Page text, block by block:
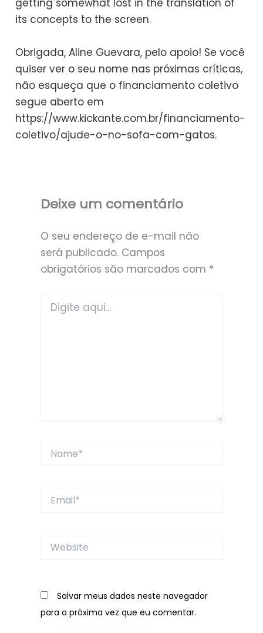
getting somewhat lost in the translation of
its concepts to the screen.
Obrigada, Aline Guevara, pelo apoio! Se você
quiser ver o seu nome nas próximas críticas,
não esqueça que o financiamento coletivo
segue aberto em
https://www.kickante.com.br/financiamento-
coletivo/ajude-o-no-sofa-com-gatos.
Deixe um comentário
O seu endereço de e-mail não
será publicado. Campos
obrigatórios são marcados com *
aqui...
Website
Salvar meus dados neste navegador
para a próxima vez que eu comentar.